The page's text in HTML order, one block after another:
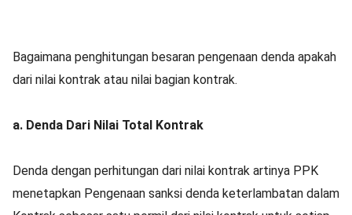
Bagaimana penghitungan besaran pengenaan denda apakah
dari nilai kontrak atau nilai bagian kontrak.
a. Denda Dari Nilai Total Kontrak
Denda dengan perhitungan dari nilai kontrak artinya PPK
menetapkan Pengenaan sanksi denda keterlambatan dalam